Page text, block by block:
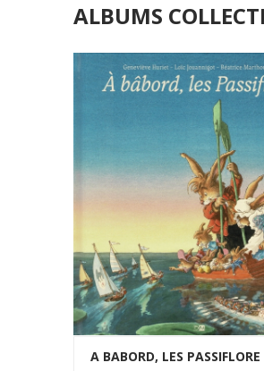
ALBUMS
A BABORD, LES PASSIFLORE